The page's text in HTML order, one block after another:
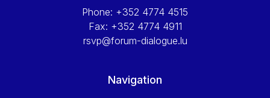
Yossi Beillin
Yves FRANCHET
Phone: +352 4774 4515
Fax: +352 4774 4911
rsvp@forum-dialogue.lu
Navigation